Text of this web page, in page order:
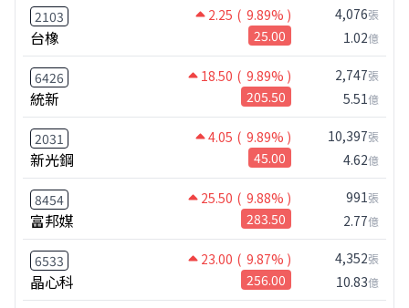
2103 2.25 ( 9.89% )
台橡 25.00
4,076張
1.02億
6426 18.50 ( 9.89% )
統新 205.50
2,747張
5.51億
2031 4.05 ( 9.89% )
新光鋼 45.00
10,397張
4.62億
8454 25.50 ( 9.88% )
富邦媒 283.50
991張
2.77億
6533 23.00 ( 9.87% )
晶心科 256.00
4,352張
10.83億